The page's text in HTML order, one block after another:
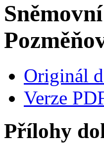
Originál
Verze
Přílohy